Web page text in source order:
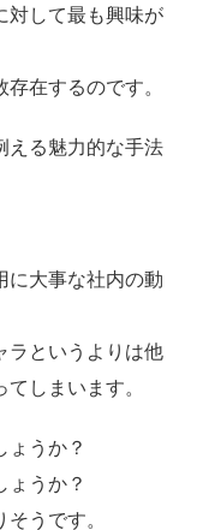
対して最も興味が
在するのです。
える魅力的な手法
に大事な社内の動
ラというよりは他
しまいます。
ょうか？
ょうか？
うです。